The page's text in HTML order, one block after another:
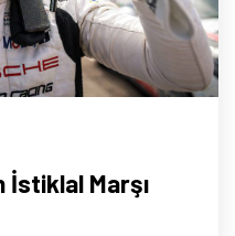
İstiklal Marşı